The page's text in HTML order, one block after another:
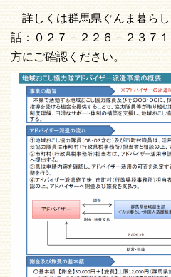
詳しくは群馬県ぐんま暮らし
話：０２７－２２６－２３７
方にご確認ください。